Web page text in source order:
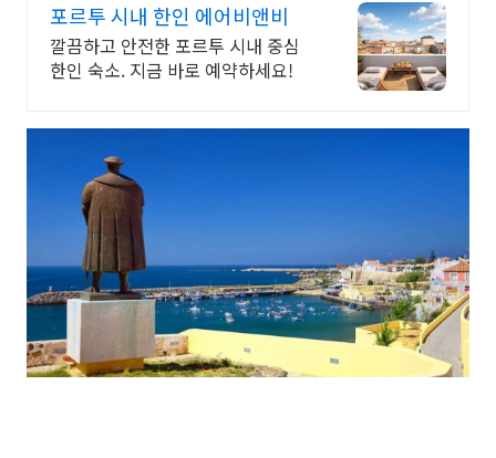
포르투 시내 한인 에어비앤비
깔끔하고 안전한 포르투 시내 중심
한인 숙소. 지금 바로 예약하세요!